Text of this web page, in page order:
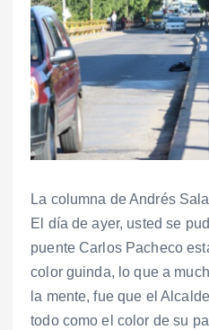
La columna de Andrés
El día de ayer, usted se
puente Carlos Pacheco
color guinda, lo que a
la mente, fue que el
todo como el color de su